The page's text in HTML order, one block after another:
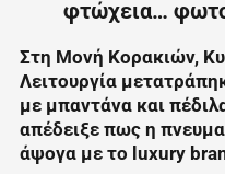
φτώχεια…
Στη Μονή Κορακιών,
Λειτουργία
με μπαντάνα και
απέδειξε πως η
άψογα με το luxury